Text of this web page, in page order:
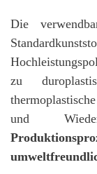
Die
zu
und